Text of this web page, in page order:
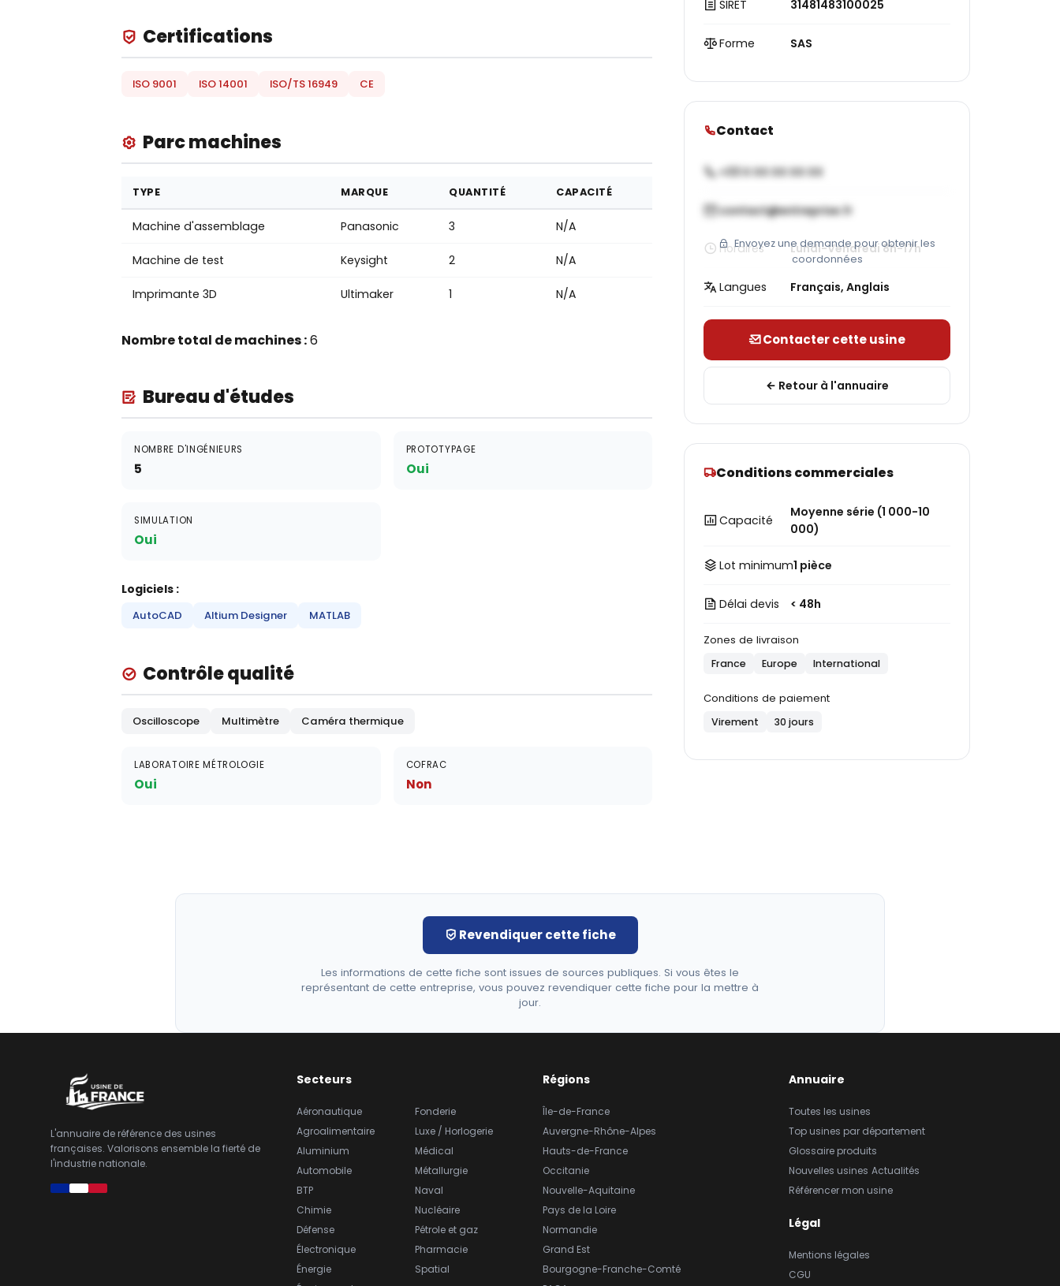
Certifications
ISO 9001 ISO 14001 ISO/TS 16949 CE
Parc machines
TYPE MARQUE QUANTITÉ CAPACITÉ
Machine d'assemblage Panasonic 3 N/A
Machine de test Keysight 2 N/A
Imprimante 3D Ultimaker 1 N/A
Nombre total de machines :6
Bureau d'études
NOMBRE D'INGÉNIEURS
5
PROTOTYPAGE
Oui
SIMULATION
Oui
Logiciels :
AutoCAD Altium Designer MATLAB
Contrôle qualité
Oscilloscope Multimètre Caméra thermique
LABORATOIRE MÉTROLOGIE
Oui
COFRAC
Non
SIRET 31481483100025
Forme SAS
Contact
+33 X XX XX XX XX
contact@entreprise.fr
Envoyez une demande pour obtenir les
coordonnées
Horaires Lundi-Vendredi 8h-17h
Langues Français, Anglais
Contacter cette usine
Retour à l'annuaire
Conditions commerciales
Capacité
Moyenne série (1 000-10
000)
Lot minimum1 pièce
Délai devis < 48h
Zones de livraison
France Europe International
Conditions de paiement
Virement 30 jours
Revendiquer cette fiche
Les informations de cette fiche sont issues de sources publiques. Si vous êtes le
représentant de cette entreprise, vous pouvez revendiquer cette fiche pour la mettre à
jour.
L'annuaire de référence des usines
françaises. Valorisons ensemble la fierté de
l'industrie nationale.
Secteurs
Aéronautique
Agroalimentaire
Aluminium
Automobile
BTP
Chimie
Défense
Électronique
Énergie
Fonderie
Luxe / Horlogerie
Médical
Métallurgie
Naval
Nucléaire
Pétrole et gaz
Pharmacie
Spatial
Régions
Île-de-France
Auvergne-Rhône-Alpes
Hauts-de-France
Occitanie
Nouvelle-Aquitaine
Pays de la Loire
Normandie
Grand Est
Bourgogne-Franche-Comté
Annuaire
Toutes les usines
Top usines par département
Glossaire produits
Nouvelles usines Actualités
Référencer mon usine
Légal
Mentions légales
CGU